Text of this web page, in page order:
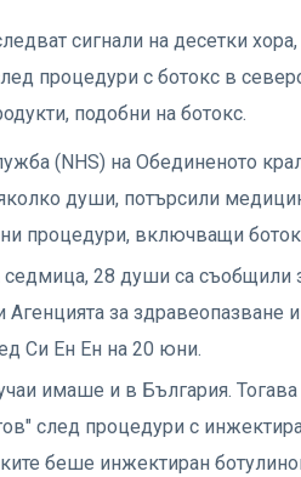
сигнали на десетки
процедури с ботокс в
подобни на ботокс.
(NHS) на Обединеното
души, потърсили
процедури, включващи
седмица, 28 души са съобщили
за здравеопазване и
Си Ен Ен на 20 юни.
имаше и в България.
след процедури с
беше инжектиран